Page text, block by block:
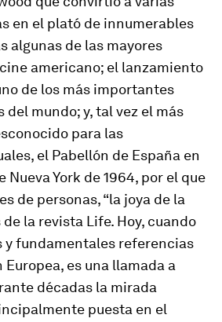
en el plató de innumerables
algunas de las mayores
americano; el lanzamiento
de los más importantes
mundo; y, tal vez el más
para las
el Pabellón de España en
Nueva York de 1964, por el que
de personas, “la joya de la
de la revista Life. Hoy, cuando
y fundamentales referencias
es una llamada a
décadas la mirada
puesta en el